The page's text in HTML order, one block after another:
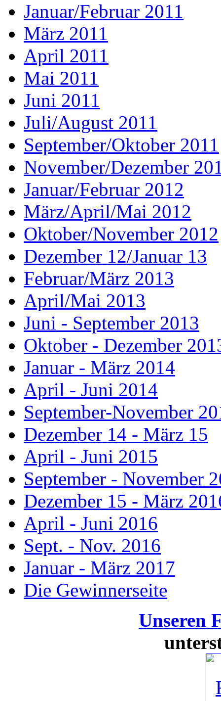
Januar/Februar 2011
März 2011
April 2011
Mai 2011
Juni 2011
Juli/August 2011
September/Oktober 2011
November/Dezember
Januar/Februar 2012
März/April/Mai 2012
Oktober/November 2012
Dezember 12/Januar 13
Februar/März 2013
April/Mai 2013
Juni - September 2013
Oktober - Dezember
Januar - März 2014
April - Juni 2014
September-November
Dezember 14 - März 15
April - Juni 2015
September - November
Dezember 15 - März
April - Juni 2016
Sept. - Nov. 2016
Januar - März 2017
Die Gewinnerseite
Unseren